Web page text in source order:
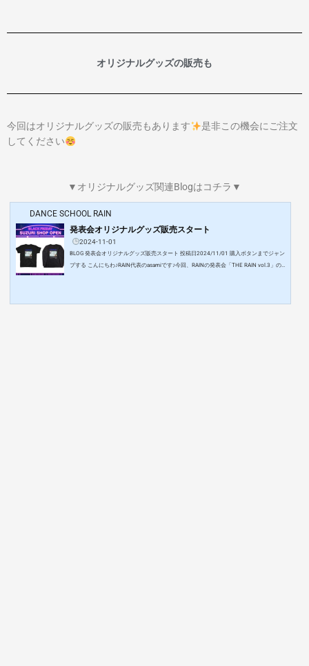
オリジナルグッズの販売も
今回はオリジナルグッズの販売もあります
是非この機会にご注文
してください
▼オリジナルグッズ関連Blogはコチラ▼
DANCE SCHOOL RAIN
発表会オリジナルグッズ販売スタート
2024-11-01
BLOG 発表会オリジナルグッズ販売スタート 投稿日2024/11/01 購入ボタンまでジャン
プする こんにちわ♪RAIN代表のasamiです♪今回、RAINの発表会「THE RAIN vol.3」の